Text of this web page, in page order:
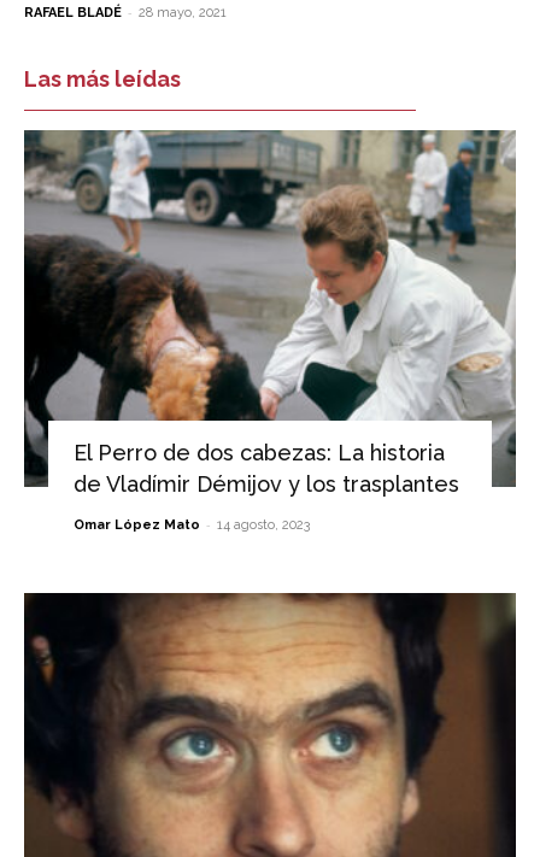
RAFAEL BLADÉ - 28 mayo, 2021
Las más leídas
El Perro de dos cabezas: La historia
de Vladímir Démijov y los trasplantes
Omar López Mato - 14 agosto, 2023